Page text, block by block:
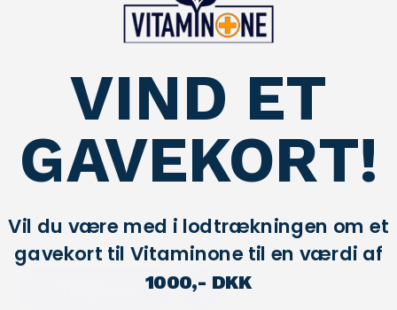
5903246221954
D3,dvitamin,hudpleje,knogleskørhed
Kvantitet:VIND ET
GAVEKORT!
Vil du være med i lodtrækningen om et
gavekort til Vitaminone til en værdi af
1000,- DKK